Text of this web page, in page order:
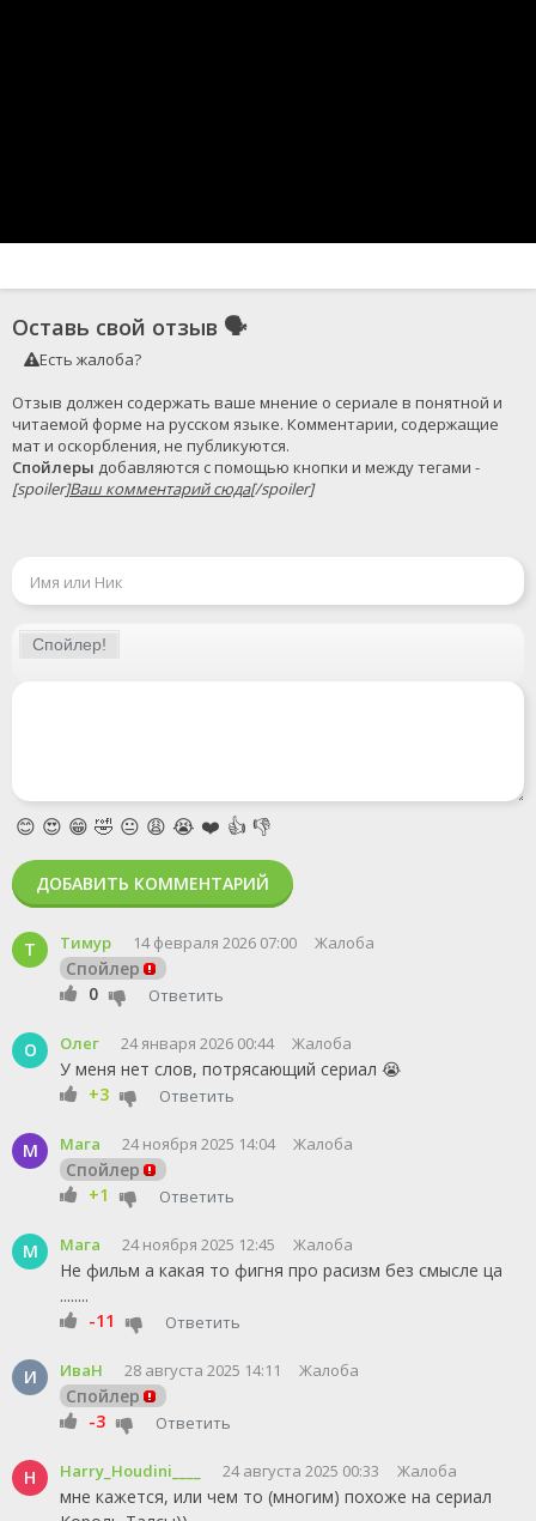
Оставь свой отзыв 🗣
Есть жалоба?
Отзыв должен содержать ваше мнение о сериале в понятной и
читаемой форме на русском языке. Комментарии, содержащие
Спойлеры добавляются с помощью кнопки и между тегами -
[spoiler]Ваш комментарий сюда[/spoiler]
Т Тимур 14 февраля 2026 07:00 Жалоба
Спойлер
0
Ответить
О Олег 24 января 2026 00:44 Жалоба
У меня нет слов, потрясающий сериал 😭
+3
Ответить
М Мага 24 ноября 2025 14:04 Жалоба
Спойлер
+1
Ответить
М Мага 24 ноября 2025 12:45 Жалоба
Не фильм а какая то фигня про расизм без смысле ца
........
-11
Ответить
И ИваН 28 августа 2025 14:11 Жалоба
Спойлер
-3
Ответить
H Harry_Houdini____ 24 августа 2025 00:33 Жалоба
мне кажется, или чем то (многим) похоже на сериал
😊 😍 😁 🤣 😐 😩 😭 ❤️ 👍 👎
ДОБАВИТЬ КОММЕНТАРИЙ